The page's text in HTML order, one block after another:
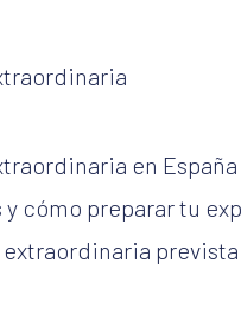
en
cómo preparar tu